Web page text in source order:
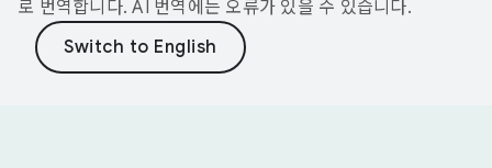
로 번역합니다. AI 번역에는 오류가 있을 수 있습니다.